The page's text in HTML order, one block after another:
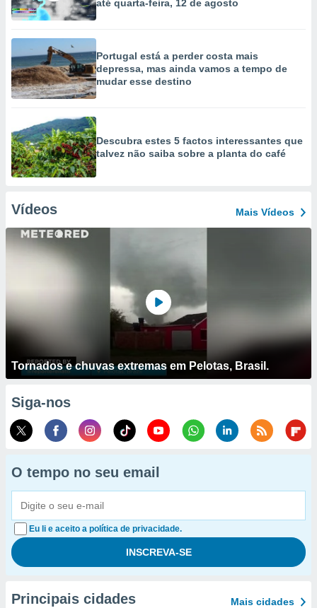
até quarta-feira, 12 de agosto
Portugal está a perder costa mais
depressa, mas ainda vamos a tempo de
mudar esse destino
Descubra estes 5 factos interessantes que
talvez não saiba sobre a planta do café
Vídeos Mais Vídeos
Tornados e chuvas extremas em Pelotas, Brasil.
Siga-nos
O tempo no seu email
Eu li e aceito a política de privacidade.
Principais cidades Mais cidades